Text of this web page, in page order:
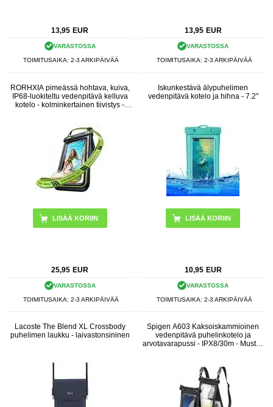
13,95 EUR
VARASTOSSA
TOIMITUSAIKA: 2-3 ARKIPÄIVÄÄ
13,95 EUR
VARASTOSSA
TOIMITUSAIKA: 2-3 ARKIPÄIVÄÄ
RORHXIA pimeässä hohtava, kuiva,
IP68-luokiteltu vedenpitävä kelluva
kotelo - kolminkertainen tiivistys -
25,95 EUR
VARASTOSSA
TOIMITUSAIKA: 2-3 ARKIPÄIVÄÄ
Iskunkestävä älypuhelimen
vedenpitävä kotelo ja hihna - 7.2"
LISÄÄ KORIIN
10,95 EUR
VARASTOSSA
TOIMITUSAIKA: 2-3 ARKIPÄIVÄÄ
Lacoste The Blend XL Crossbody
puhelimen laukku - laivastonsininen
Spigen A603 Kaksoiskammioinen
vedenpitävä puhelinkotelo ja
arvotavarapussi - IPX8/30m - Musta /